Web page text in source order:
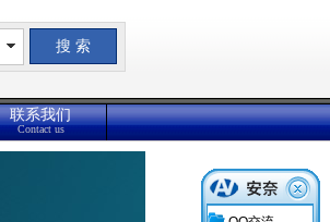
联系我们
Contact us